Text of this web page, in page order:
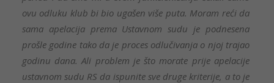
ovu odluku klub bi bio ugašen više puta. Moram reći da
sama apelacija prema Ustavnom sudu je podnesena
prošle godine tako da je proces odlučivanja o njoj trajao
godinu dana. Ali problem je što morate prije apelacije
ustavnom sudu RS da ispunite sve druge kriterije, a to je